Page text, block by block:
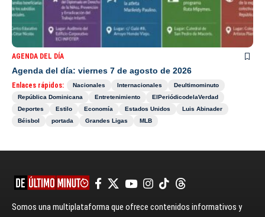
AGENDA DEL DÍA
Agenda del día: viernes 7 de agosto de 2026
Enlaces rápidos: Nacionales Internacionales
Deultimominuto
República Dominicana
Entretenimiento
ElPeriódicodelaVerdad
Deportes
Estilo Economía Estados Unidos
Luis Abinader
Béisbol
portada Grandes Ligas MLB
Somos una multiplataforma que ofrece contenidos informativos y